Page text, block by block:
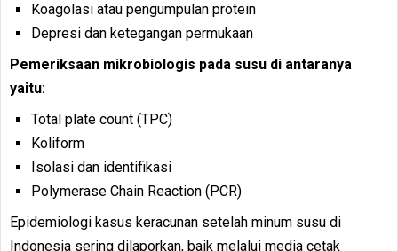
Koagolasi atau pengumpulan protein
Depresi dan ketegangan permukaan
Pemeriksaan mikrobiologis pada susu di antaranya
yaitu:
Total plate count (TPC)
Koliform
Isolasi dan identifikasi
Polymerase Chain Reaction (PCR)
Epidemiologi kasus keracunan setelah minum susu di
Indonesia sering dilaporkan, baik melalui media cetak